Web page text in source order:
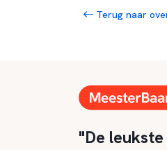
Terug naar
"De